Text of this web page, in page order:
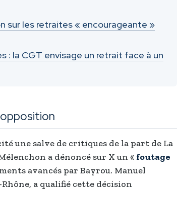
sur les retraites « encourageante »
: la CGT envisage un retrait face à un
une salve de critiques de la part de La
a dénoncé sur X un « foutage
avancés par Bayrou. Manuel
a qualifié cette décision